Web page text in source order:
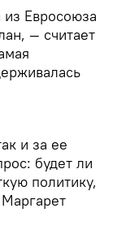
Евросоюза
— считает
и за ее
будет ли
политику,